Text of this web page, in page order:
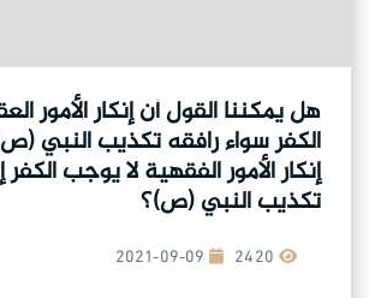
هل يمكننا القول أن إنكار الأمور
الكفر سواء رافقه تكذيب النبي (ص)
إنكار الأمور الفقهية لا يوجب الكفر
تكذيب النبي (ص)؟
2021-09-09